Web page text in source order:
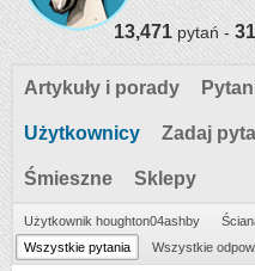
13,471pytań -
Artykuły i porady
Użytkownicy Zadaj
Śmieszne Sklepy
Użytkownik houghton04ashby
Wszystkie pytania
Wszystkie